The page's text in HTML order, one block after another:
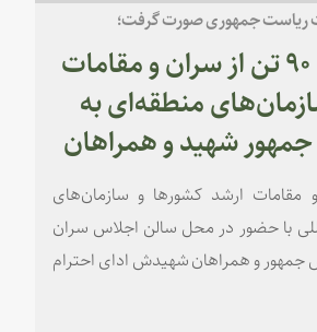
ریاست جمهوری صورت گرفت؛
ادای احترام ۹۰ تن از سران و مقامات
منطقه‌ای به
شهید و همراهان
و مقامات ارشد کشورها و سازمان‌های
با حضور در محل سالن اجلاس سران
جمهور و همراهان شهیدش ادای احترام